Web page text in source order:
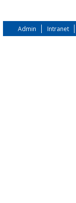
Admin Intranet